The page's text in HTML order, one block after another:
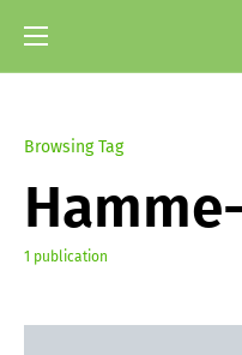
Browsing Tag
1 publication